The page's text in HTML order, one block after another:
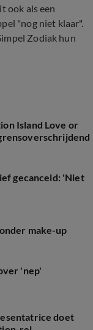
ook als een
"nog niet klaar".
Zodiak hun
Island
Island Love or
gecanceld: 'Niet
make-up
'nep'
doet